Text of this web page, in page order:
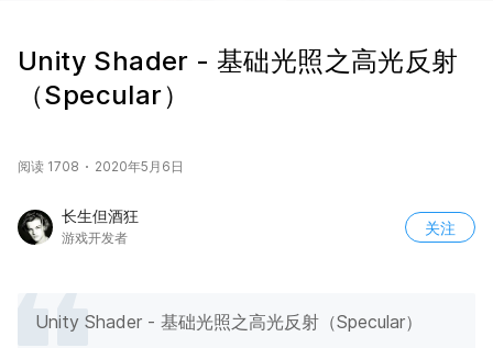
Unity Shader - 基础光照之高光反射
（Specular）
阅读 1708 2020年5月6日
长生但酒狂
游戏开发者
关注
Unity Shader - 基础光照之高光反射（Specular）